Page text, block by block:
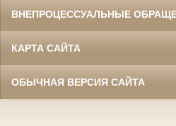
ВНЕПРОЦЕССУАЛЬНЫЕ
КАРТА САЙТА
ОБЫЧНАЯ ВЕРСИЯ САЙТА